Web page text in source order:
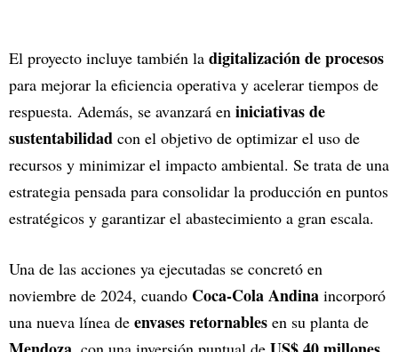
El proyecto incluye también la digitalización de procesos
para mejorar la eficiencia operativa y acelerar tiempos de
respuesta. Además, se avanzará en iniciativas de
sustentabilidad con el objetivo de optimizar el uso de
recursos y minimizar el impacto ambiental. Se trata de una
estrategia pensada para consolidar la producción en puntos
estratégicos y garantizar el abastecimiento a gran escala.
Una de las acciones ya ejecutadas se concretó en
noviembre de 2024, cuando Coca-Cola Andina incorporó
una nueva línea de envases retornables en su planta de